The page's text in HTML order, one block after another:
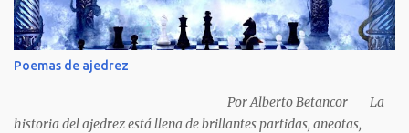
La recogió y se preguntó de quien sería, pero al ver que no era de
nadie se la guardó en el bolsillo y siguió barriendo y pensando que
podría comprar, pensó en comprar una casa, pero desecho la idea
porque ya tenía una casa, pensó en un carro (coche), pero desecho
la idea porque no sabía manejar (conducir) al final se le ocurrió
comprarse un vestido y...
Poemas de ajedrez
Por Alberto Betancor La
historia del ajedrez está llena de brillantes partidas, aneotas,